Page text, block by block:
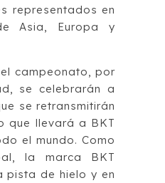
representados en
Asia, Europa y
campeonato, por
se celebrarán a
se retransmitirán
que llevará a BKT
el mundo. Como
la marca BKT
pista de hielo y en